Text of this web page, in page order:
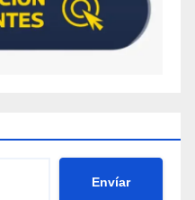
Envíar